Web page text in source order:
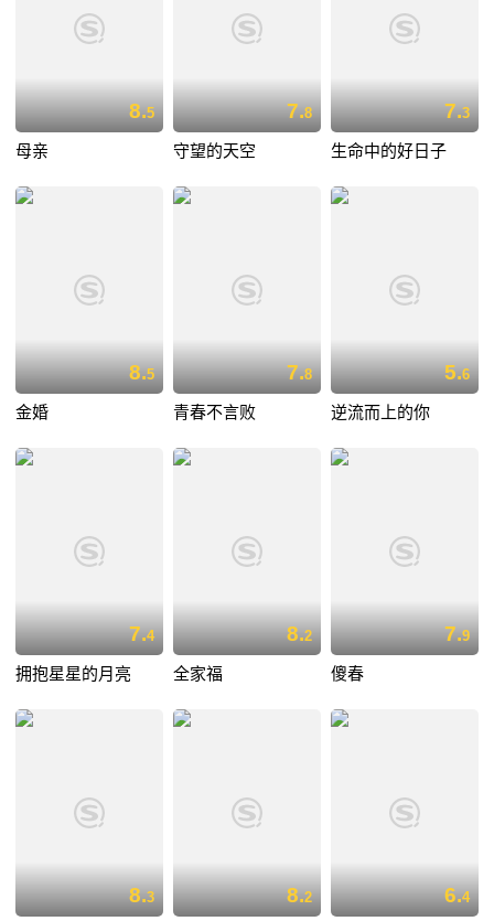
8.5
母亲
7.8
守望的天空
7.3
生命中的好日子
8.5
金婚
7.8
青春不言败
5.6
逆流而上的你
7.4
拥抱星星的月亮
8.2
全家福
7.9
傻春
8.3 8.2 6.4